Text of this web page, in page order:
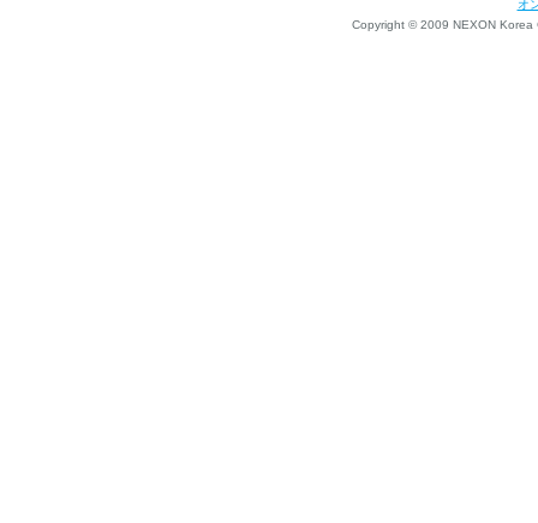
オ
Copyright © 2009 NEXON Korea